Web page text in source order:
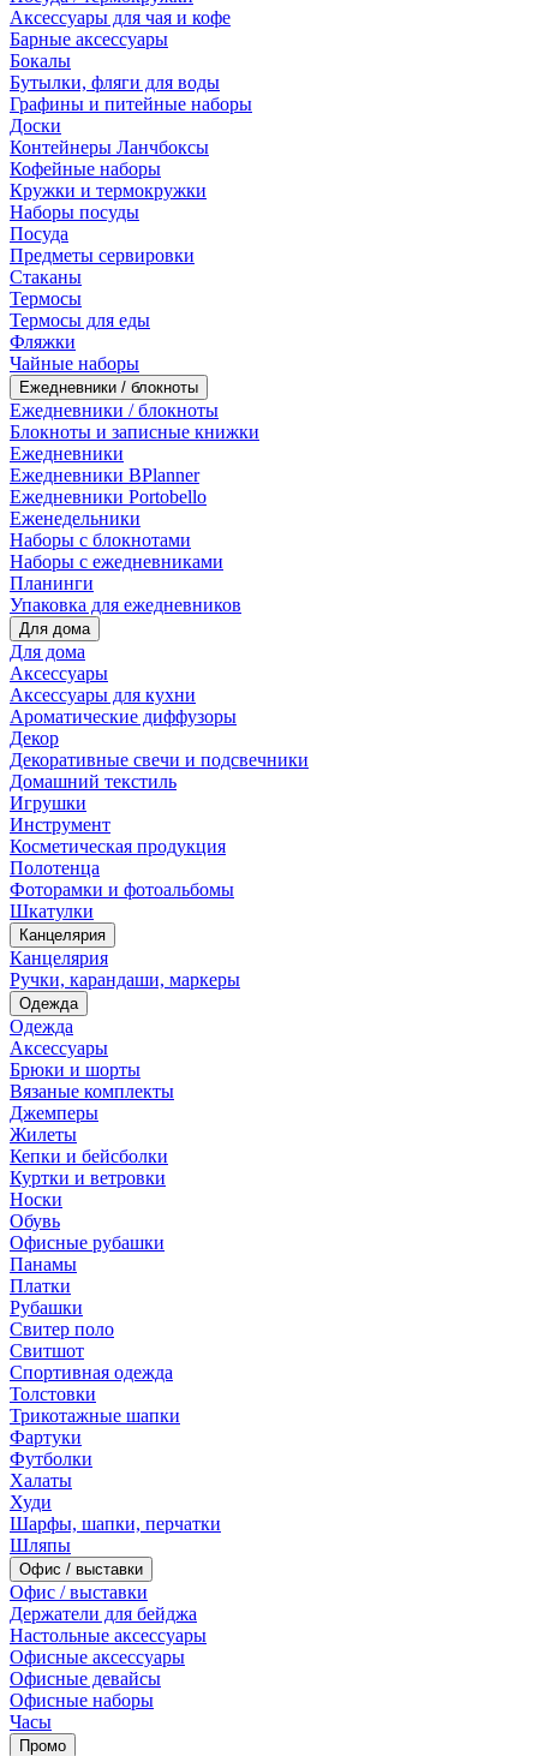
Аксессуары для чая и кофе
Барные аксессуары
Бокалы
Бутылки, фляги для воды
Графины и питейные наборы
Доски
Контейнеры Ланчбоксы
Кофейные наборы
Кружки и термокружки
Наборы посуды
Посуда
Предметы сервировки
Стаканы
Термосы
Термосы для еды
Фляжки
Чайные наборы
Ежедневники / блокноты
Ежедневники / блокноты
Блокноты и записные книжки
Ежедневники
Ежедневники BPlanner
Ежедневники Portobello
Еженедельники
Наборы с блокнотами
Наборы с ежедневниками
Планинги
Упаковка для ежедневников
Для дома
Для дома
Аксессуары
Аксессуары для кухни
Ароматические диффузоры
Декор
Декоративные свечи и подсвечники
Домашний текстиль
Игрушки
Инструмент
Косметическая продукция
Полотенца
Фоторамки и фотоальбомы
Шкатулки
Канцелярия
Канцелярия
Ручки, карандаши, маркеры
Одежда
Одежда
Аксессуары
Брюки и шорты
Вязаные комплекты
Джемперы
Жилеты
Кепки и бейсболки
Куртки и ветровки
Носки
Обувь
Офисные рубашки
Панамы
Платки
Рубашки
Свитер поло
Свитшот
Спортивная одежда
Толстовки
Трикотажные шапки
Фартуки
Футболки
Халаты
Худи
Шарфы, шапки, перчатки
Шляпы
Офис / выставки
Офис / выставки
Держатели для бейджа
Настольные аксессуары
Офисные аксессуары
Офисные девайсы
Офисные наборы
Часы
Промо